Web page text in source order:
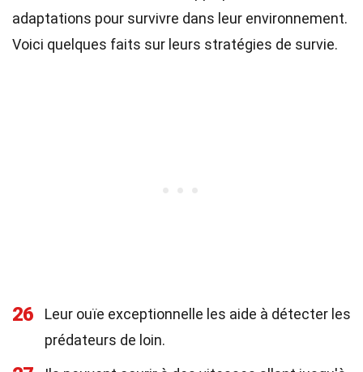
adaptations pour survivre dans leur environnement.
Voici quelques faits sur leurs stratégies de survie.
26
Leur ouïe exceptionnelle les aide à détecter les
prédateurs de loin.